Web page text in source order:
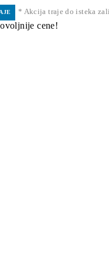
* Akcija traje do isteka
cene!